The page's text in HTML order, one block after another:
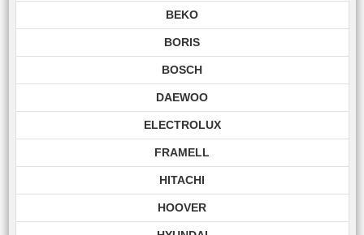
BEKO
BORIS
BOSCH
DAEWOO
ELECTROLUX
FRAMELL
HITACHI
HOOVER